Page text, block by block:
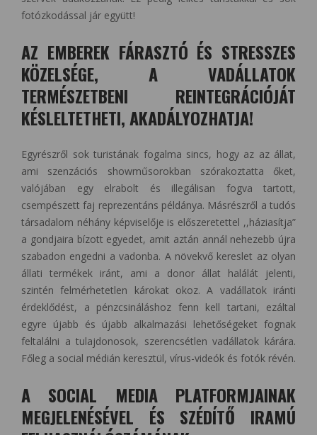
fotózkodással jár együtt!
AZ EMBEREK FÁRASZTÓ ÉS STRESSZES
KÖZELSÉGE, A VADÁLLATOK
TERMÉSZETBENI REINTEGRÁCIÓJÁT
KÉSLELTETHETI, AKADÁLYOZHATJA!
Egyrészről sok turistának fogalma sincs, hogy az az állat,
ami szenzációs showműsorokban szórakoztatta őket,
valójában egy elrabolt és illegálisan fogva tartott,
csempészett faj reprezentáns példánya. Másrészről a tudós
társadalom néhány képviselője is előszeretettel ,,háziasítja”
a gondjaira bízott egyedet, amit aztán annál nehezebb újra
szabadon engedni a vadonba. A növekvő kereslet az olyan
állati termékek iránt, ami a donor állat halálát jelenti,
szintén felmérhetetlen károkat okoz. A vadállatok iránti
érdeklődést, a pénzcsináláshoz fenn kell tartani, ezáltal
egyre újabb és újabb alkalmazási lehetőségeket fognak
feltalálni a tulajdonosok, szerencsétlen vadállatok kárára.
Főleg a social médián keresztül, vírus-videók és fotók révén.
A SOCIAL MEDIA PLATFORMJAINAK
MEGJELENÉSÉVEL ÉS SZÉDÍTŐ IRAMÚ